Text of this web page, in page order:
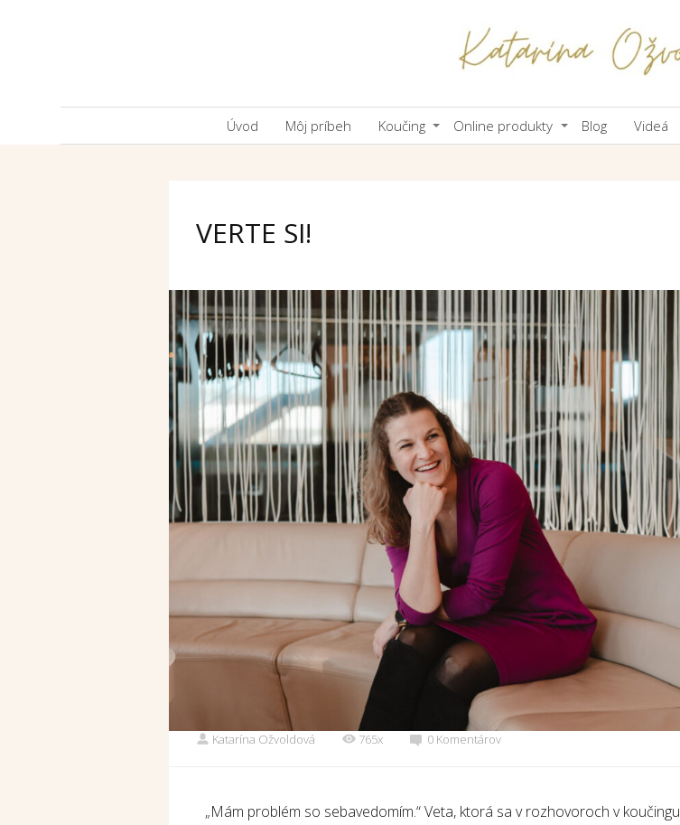
Úvod Môj príbeh Koučing Online produkty Blog Videá
VERTE SI!
Katarína Ožvoldová 765x 0 Komentárov
„Mám problém so sebavedomím.“ Veta, ktorá sa v rozhovoroch v koučingu